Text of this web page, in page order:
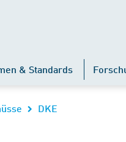
& Standards
DKE